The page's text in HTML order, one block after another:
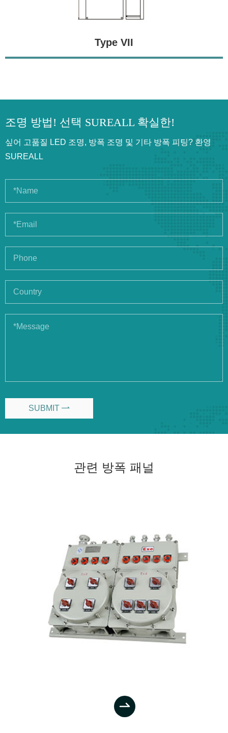
Type VII
조명 방법! 선택 SUREALL 확실한!
싶어 고품질 LED 조명, 방폭 조명 및 기타 방폭 피팅? 환영
SUREALL
SUBMIT 
관련 방폭 패널
